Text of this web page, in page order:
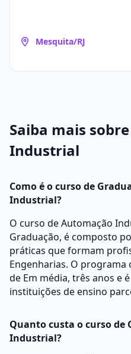
Mesquita/RJ
Saiba mais
Industrial
Como é o curso de
Industrial?
O curso de Automação
Graduação, é composto
práticas que formam
Engenharias. O
de Em média, três anos e
instituições de ensino
Quanto custa o curso de
Industrial?